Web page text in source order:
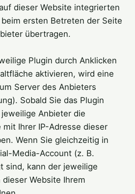
dieser Website integrierten
ersten Betreten der Seite
übertragen.
Plugin durch Anklicken
aktivieren, wird eine
Server des Anbieters
Sobald Sie das Plugin
Anbieter die
mit Ihrer IP-Adresse dieser
Wenn Sie gleichzeitig in
Media-Account (z. B.
sind, kann der jeweilige
Website Ihrem